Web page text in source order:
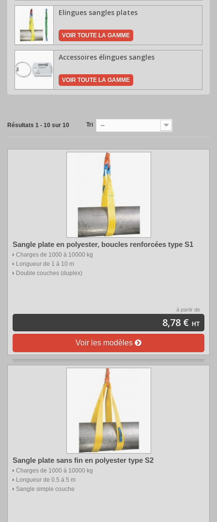
Elingues sangles plates
VOIR TOUTE LA GAMME
Accessoires élingues sangles
VOIR TOUTE LA GAMME
Résultats 1 - 10 sur 10 Tri --
Sangle plate en polyester, boucles renforcées type S1
Charges de 1000 à 10000 kg
Longueur de 1 à 10 m
Double couches (duplex)
à partir de
8,78 € HT
Voir les modèles
Sangle plate sans fin en polyester type S2
Charges de 1000 à 10000 kg
Longueur de 0.5 à 5 m
Sangle simple couche